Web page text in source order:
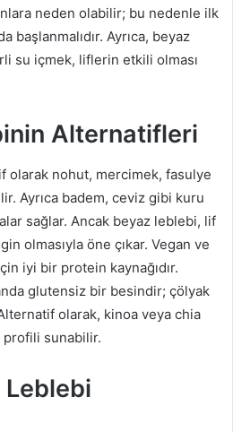
neden olabilir; bu nedenle ilk
başlanmalıdır. Ayrıca, beyaz
su içmek, liflerin etkili olması
Alternatifleri
olarak nohut, mercimek, fasulye
Ayrıca badem, ceviz gibi kuru
sağlar. Ancak beyaz leblebi, lif
olmasıyla öne çıkar. Vegan ve
iyi bir protein kaynağıdır.
glutensiz bir besindir; çölyak
olarak, kinoa veya chia
sunabilir.
Leblebi